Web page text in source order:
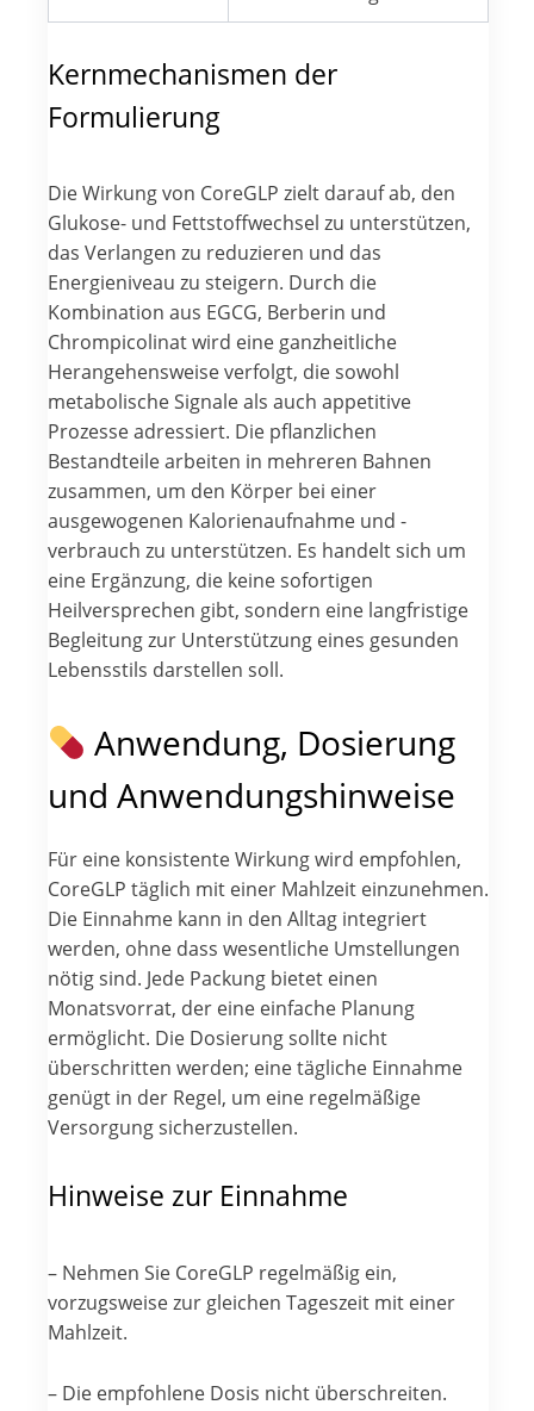
Kernmechanismen der
Formulierung
Die Wirkung von CoreGLP zielt darauf ab, den
Glukose- und Fettstoffwechsel zu unterstützen,
das Verlangen zu reduzieren und das
Energieniveau zu steigern. Durch die
Kombination aus EGCG, Berberin und
Chrompicolinat wird eine ganzheitliche
Herangehensweise verfolgt, die sowohl
metabolische Signale als auch appetitive
Prozesse adressiert. Die pflanzlichen
Bestandteile arbeiten in mehreren Bahnen
zusammen, um den Körper bei einer
ausgewogenen Kalorienaufnahme und -
verbrauch zu unterstützen. Es handelt sich um
eine Ergänzung, die keine sofortigen
Heilversprechen gibt, sondern eine langfristige
Begleitung zur Unterstützung eines gesunden
Lebensstils darstellen soll.
Anwendung, Dosierung
und Anwendungshinweise
Für eine konsistente Wirkung wird empfohlen,
CoreGLP täglich mit einer Mahlzeit einzunehmen.
Die Einnahme kann in den Alltag integriert
werden, ohne dass wesentliche Umstellungen
nötig sind. Jede Packung bietet einen
Monatsvorrat, der eine einfache Planung
ermöglicht. Die Dosierung sollte nicht
überschritten werden; eine tägliche Einnahme
genügt in der Regel, um eine regelmäßige
Versorgung sicherzustellen.
Hinweise zur Einnahme
– Nehmen Sie CoreGLP regelmäßig ein,
vorzugsweise zur gleichen Tageszeit mit einer
Mahlzeit.
– Die empfohlene Dosis nicht überschreiten.